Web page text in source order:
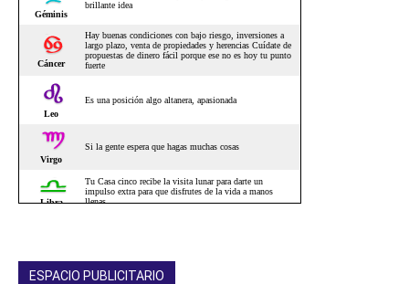
ESPACIO PUBLICITARIO